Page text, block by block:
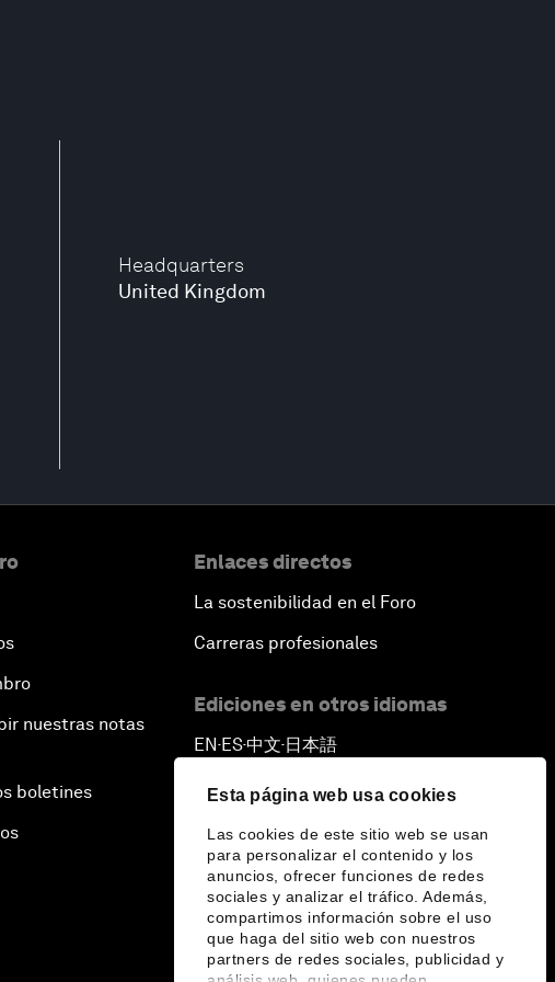
Esta página web usa cookies
Las cookies de este sitio web se usan
para personalizar el contenido y los
anuncios, ofrecer funciones de redes
sociales y analizar el tráfico. Además,
compartimos información sobre el uso
que haga del sitio web con nuestros
partners de redes sociales, publicidad y
Headquarters
United Kingdom
nuestras notas
boletines
Enlaces directos
La sostenibilidad en el Foro
Carreras profesionales
Ediciones en otros idiomas
EN ▪ES▪中文▪ 日本語